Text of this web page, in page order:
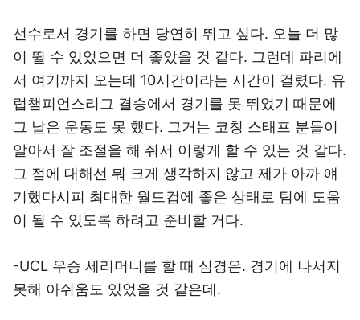
선수로서 경기를 하면 당연히 뛰고 싶다. 오늘 더 많
이 뛸 수 있었으면 더 좋았을 것 같다. 그런데 파리에
서 여기까지 오는데 10시간이라는 시간이 걸렸다. 유
럽챔피언스리그 결승에서 경기를 못 뛰었기 때문에
그 날은 운동도 못 했다. 그거는 코칭 스태프 분들이
알아서 잘 조절을 해 줘서 이렇게 할 수 있는 것 같다.
그 점에 대해선 뭐 크게 생각하지 않고 제가 아까 얘
기했다시피 최대한 월드컵에 좋은 상태로 팀에 도움
이 될 수 있도록 하려고 준비할 거다.
-UCL 우승 세리머니를 할 때 심경은. 경기에 나서지
못해 아쉬움도 있었을 것 같은데.